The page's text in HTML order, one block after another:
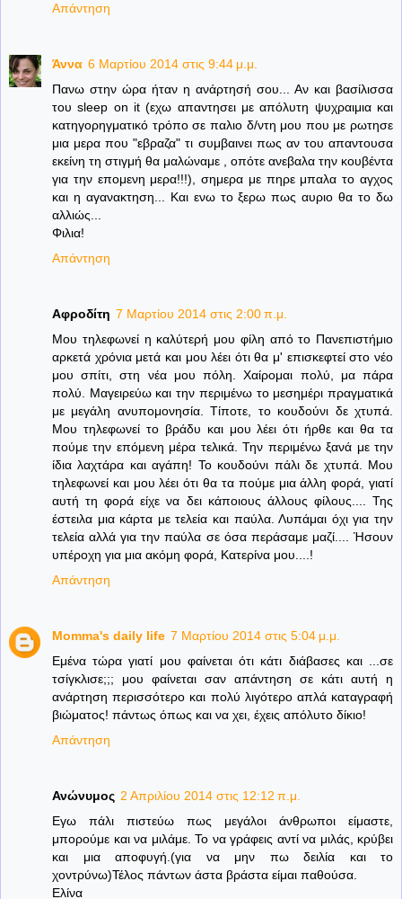
Απάντηση
Άννα 6 Μαρτίου 2014 στις 9:44 μ.μ.
Πανω στην ώρα ήταν η ανάρτησή σου... Αν και βασίλισσα
του sleep on it (εχω απαντησει με απόλυτη ψυχραιμια και
κατηγορηγματικό τρόπο σε παλιο δ/ντη μου που με ρωτησε
μια μερα που "εβραζα" τι συμβαινει πως αν του απαντουσα
εκείνη τη στιγμή θα μαλώναμε , οπότε ανεβαλα την κουβέντα
για την επομενη μερα!!!), σημερα με πηρε μπαλα το αγχος
και η αγανακτηση... Και ενω το ξερω πως αυριο θα το δω
αλλιώς...
Φιλια!
Απάντηση
Αφροδίτη 7 Μαρτίου 2014 στις 2:00 π.μ.
Μου τηλεφωνεί η καλύτερή μου φίλη από το Πανεπιστήμιο
αρκετά χρόνια μετά και μου λέει ότι θα μ' επισκεφτεί στο νέο
μου σπίτι, στη νέα μου πόλη. Χαίρομαι πολύ, μα πάρα
πολύ. Μαγειρεύω και την περιμένω το μεσημέρι πραγματικά
με μεγάλη ανυπομονησία. Τίποτε, το κουδούνι δε χτυπά.
Μου τηλεφωνεί το βράδυ και μου λέει ότι ήρθε και θα τα
πούμε την επόμενη μέρα τελικά. Την περιμένω ξανά με την
ίδια λαχτάρα και αγάπη! Το κουδούνι πάλι δε χτυπά. Μου
τηλεφωνεί και μου λέει ότι θα τα πούμε μια άλλη φορά, γιατί
αυτή τη φορά είχε να δει κάποιους άλλους φίλους.... Της
έστειλα μια κάρτα με τελεία και παύλα. Λυπάμαι όχι για την
τελεία αλλά για την παύλα σε όσα περάσαμε μαζί.... Ήσουν
υπέροχη για μια ακόμη φορά, Κατερίνα μου....!
Απάντηση
Momma's daily life 7 Μαρτίου 2014 στις 5:04 μ.μ.
Εμένα τώρα γιατί μου φαίνεται ότι κάτι διάβασες και ...σε
τσίγκλισε;;; μου φαίνεται σαν απάντηση σε κάτι αυτή η
ανάρτηση περισσότερο και πολύ λιγότερο απλά καταγραφή
βιώματος! πάντως όπως και να χει, έχεις απόλυτο δίκιο!
Απάντηση
Ανώνυμος 2 Απριλίου 2014 στις 12:12 π.μ.
Εγω πάλι πιστεύω πως μεγάλοι άνθρωποι είμαστε,
μπορούμε και να μιλάμε. Το να γράφεις αντί να μιλάς, κρύβει
και μια αποφυγή.(για να μην πω δειλία και το
χοντρύνω)Τέλος πάντων άστα βράστα είμαι παθούσα.
Ελίνα